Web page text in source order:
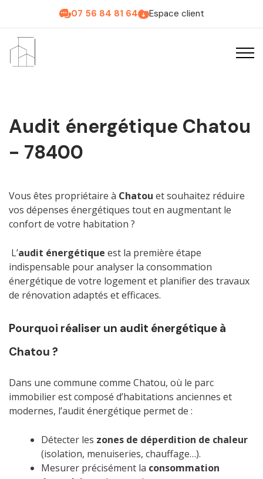
07 56 84 81 64 Espace client
Audit énergétique Chatou
- 78400
Vous êtes propriétaire à Chatou et souhaitez réduire
vos dépenses énergétiques tout en augmentant le
confort de votre habitation ?
L’audit énergétique est la première étape
indispensable pour analyser la consommation
énergétique de votre logement et planifier des travaux
de rénovation adaptés et efficaces.
Pourquoi réaliser un audit énergétique à
Chatou ?
Dans une commune comme Chatou, où le parc
immobilier est composé d’habitations anciennes et
modernes, l’audit énergétique permet de :
Détecter les zones de déperdition de chaleur
(isolation, menuiseries, chauffage…).
Mesurer précisément la consommation